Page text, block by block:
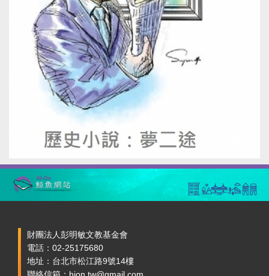
財團法人彭明敏文教基金會
電話：02-25175680
地址：台北市松江路9號14樓